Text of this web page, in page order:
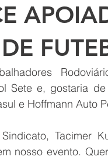
Sete e, gostaria
e Hoffmann Auto
Tacimer
nosso evento.